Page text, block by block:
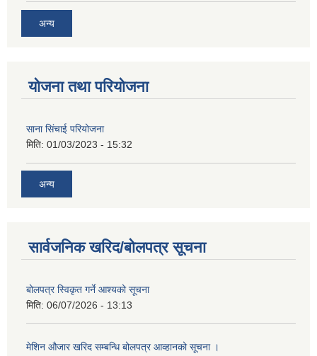
अन्य
योजना तथा परियोजना
साना सिंचाई परियोजना
मिति: 01/03/2023 - 15:32
अन्य
सार्वजनिक खरिद/बोलपत्र सूचना
बोलपत्र स्विकृत गर्ने आश्यको सूचना
मिति: 06/07/2026 - 13:13
मेशिन औजार खरिद सम्बन्धि बोलपत्र आव्हानको सूचना ।